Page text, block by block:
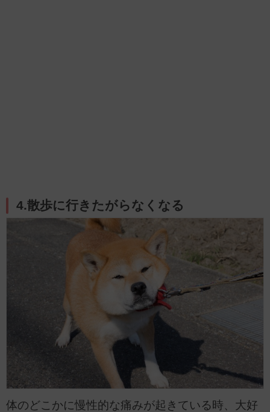
4.散歩に行きたがらなくなる
体のどこかに慢性的な痛みが起きている時、大好